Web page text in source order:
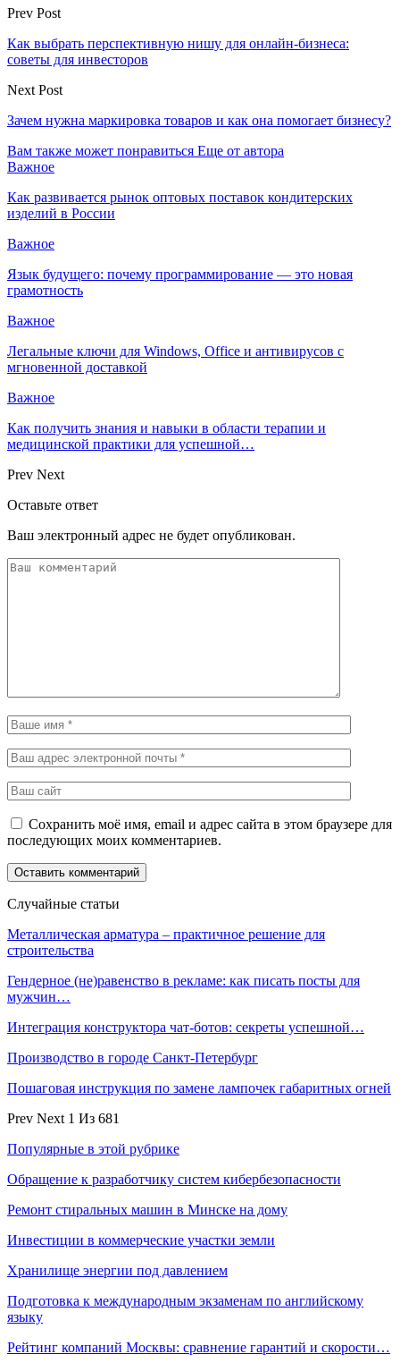
Prev Post
Как выбрать перспективную нишу для онлайн-бизнеса:
советы для инвесторов
Next Post
Зачем нужна маркировка товаров и как она помогает бизнесу?
Вам также может понравиться Еще от автора
Важное
Как развивается рынок оптовых поставок кондитерских
изделий в России
Важное
Язык будущего: почему программирование — это новая
грамотность
Важное
Легальные ключи для Windows, Office и антивирусов с
мгновенной доставкой
Важное
Как получить знания и навыки в области терапии и
медицинской практики для успешной…
Prev Next
Оставьте ответ
Ваш электронный адрес не будет опубликован.
Сохранить моё имя, email и адрес сайта в этом браузере для
последующих моих комментариев.
Случайные статьи
Металлическая арматура – практичное решение для
строительства
Гендерное (не)равенство в рекламе: как писать посты для
мужчин…
Интеграция конструктора чат-ботов: секреты успешной…
Производство в городе Санкт-Петербург
Пошаговая инструкция по замене лампочек габаритных огней
Prev Next 1 Из 681
Популярные в этой рубрике
Обращение к разработчику систем кибербезопасности
Ремонт стиральных машин в Минске на дому
Инвестиции в коммерческие участки земли
Хранилище энергии под давлением
Подготовка к международным экзаменам по английскому
языку
Рейтинг компаний Москвы: сравнение гарантий и скорости…